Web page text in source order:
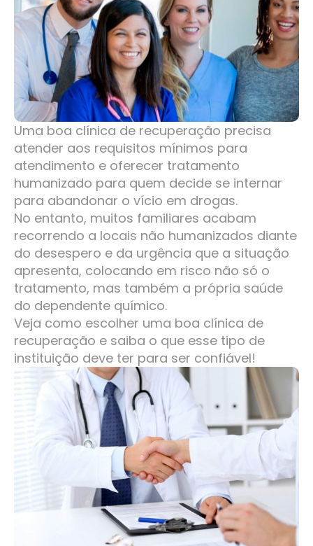
Uma boa clínica de recuperação precisa
atender aos requisitos mínimos para
atendimento e oferecer tratamento
humanizado para quem decide se internar
para abandonar o vício em drogas.
No entanto, muitos familiares acabam
recorrendo a locais não humanizados diante
do desespero e da urgência que a situação
apresenta, colocando em risco não só o
tratamento, mas também a própria saúde
do dependente químico.
Veja como escolher uma boa clínica de
recuperação e saiba o que esse tipo de
instituição deve ter para ser confiável!